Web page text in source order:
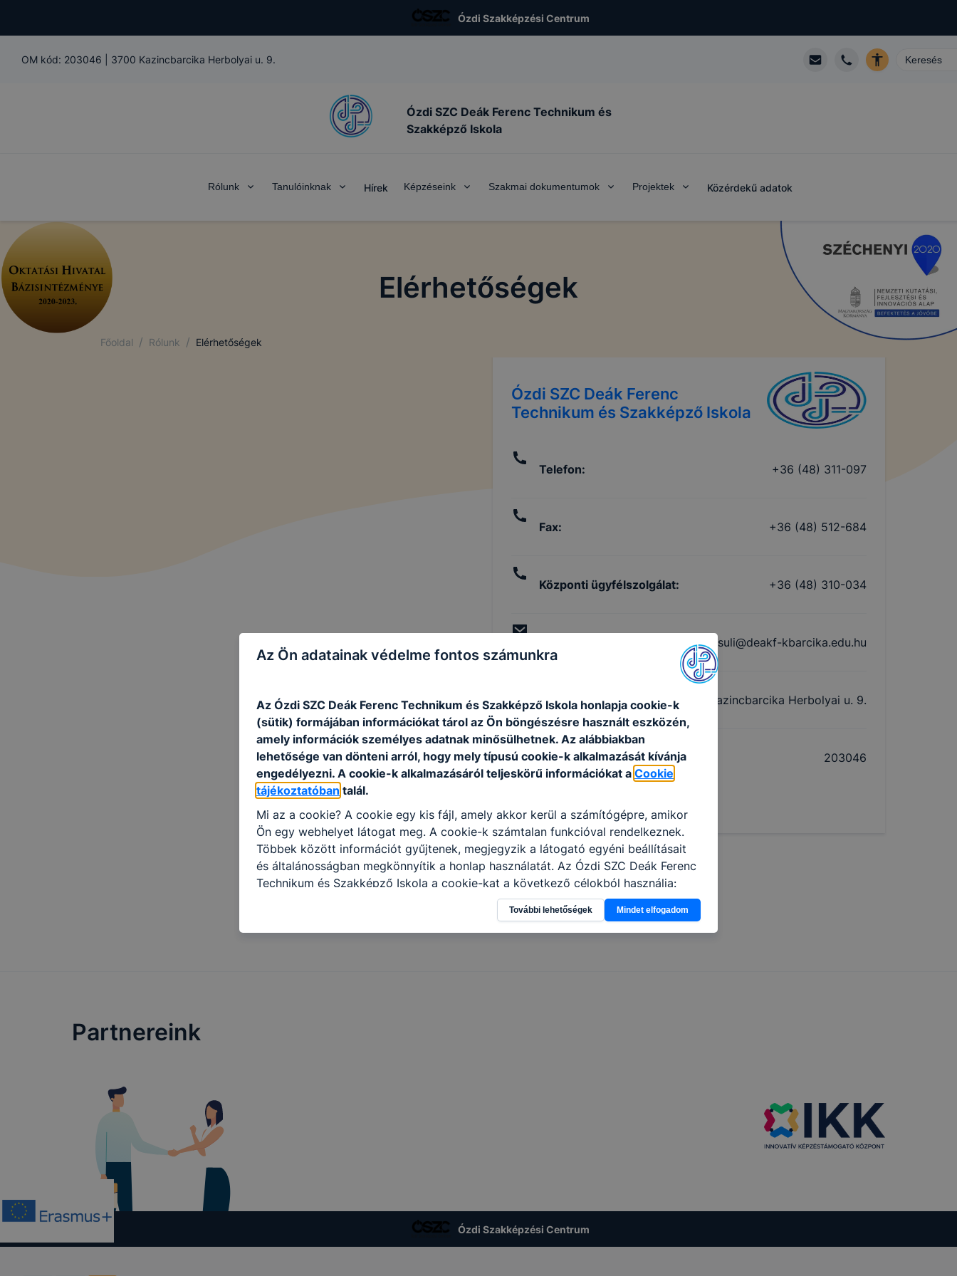
Ózdi Szakképzési Centrum
OM kód: 203046 3700 Kazincbarcika Herbolyai u. 9.
Ózdi SZC Deák Ferenc Technikum és
Szakképző Iskola
Rólunk Tanulóinknak Hírek Képzéseink Szakmai dokumentumok Projektek Közérdekű adatok
Elérhetőségek
Főoldal / Rólunk / Elérhetőségek
Ózdi SZC Deák Ferenc
Technikum és Szakképző Iskola
Telefon: +36 (48) 311-097
Fax: +36 (48) 512-684
Központi ügyfélszolgálat: +36 (48) 310-034
deaksuli@deakf-kbarcika.edu.hu
Székhely: 3700 Kazincbarcika Herbolyai u. 9.
OM azonosító: 203046
Partnereink
Ózdi Szakképzési Centrum
Az Ön adatainak védelme fontos számunkra
Az Ózdi SZC Deák Ferenc Technikum és Szakképző Iskola honlapja cookie-k
(sütik) formájában információkat tárol az Ön böngészésre használt eszközén,
amely információk személyes adatnak minősülhetnek. Az alábbiakban
lehetősége van dönteni arról, hogy mely típusú cookie-k alkalmazását kívánja
engedélyezni. A cookie-k alkalmazásáról teljeskörű információkat a Cookie
tájékoztatóban talál.
Mi az a cookie? A cookie egy kis fájl, amely akkor kerül a számítógépre, amikor
Ön egy webhelyet látogat meg. A cookie-k számtalan funkcióval rendelkeznek.
Többek között információt gyűjtenek, megjegyzik a látogató egyéni beállításait
és általánosságban megkönnyítik a honlap használatát. Az Ózdi SZC Deák Ferenc
Technikum és Szakképző Iskola a cookie-kat a következő célokból használja:
információ gyűjtése azzal kapcsolatban, hogyan használja Ön a honlapot -annak
felmérésével, hogy a honlap melyik részeit látogatja, vagy használja leginkább,
így megtudhatjuk, hogyan biztosítsunk Önnek még jobb felhasználói élményt, ha
További lehetőségek Mindet elfogadom